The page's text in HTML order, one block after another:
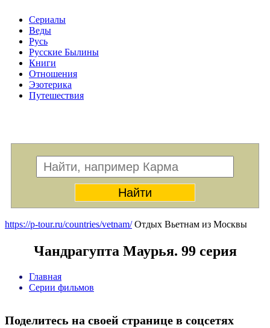
Сериалы
Веды
Русь
Русские Былины
Книги
Отношения
Эзотерика
Путешествия
https://p-tour.ru/countries/vetnam/Отдых Вьетнам из Москвы
Чандрагупта Маурья. 99 серия
Главная
Серии фильмов
Поделитесь на своей странице в соцсетях